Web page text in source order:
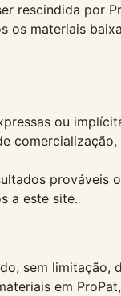
rescindida por
materiais
ou
prováveis
a este site.
sem limitação,
em